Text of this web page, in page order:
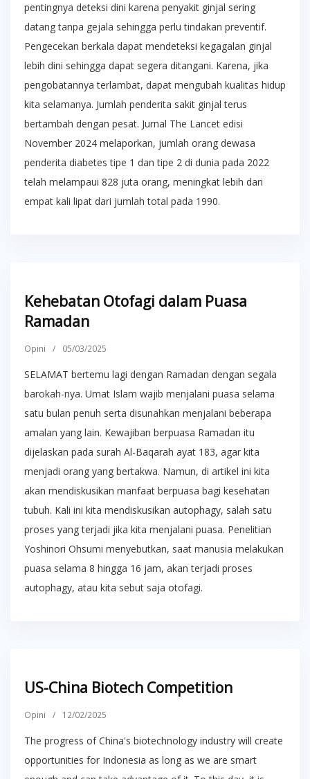
pentingnya deteksi dini karena penyakit ginjal sering
datang tanpa gejala sehingga perlu tindakan preventif.
Pengecekan berkala dapat mendeteksi kegagalan ginjal
lebih dini sehingga dapat segera ditangani. Karena, jika
pengobatannya terlambat, dapat mengubah kualitas hidup
kita selamanya. Jumlah penderita sakit ginjal terus
bertambah dengan pesat. Jurnal The Lancet edisi
November 2024 melaporkan, jumlah orang dewasa
penderita diabetes tipe 1 dan tipe 2 di dunia pada 2022
telah melampaui 828 juta orang, meningkat lebih dari
empat kali lipat dari jumlah total pada 1990.
Kehebatan Otofagi dalam Puasa
Ramadan
Opini / 05/03/2025
SELAMAT bertemu lagi dengan Ramadan dengan segala
barokah-nya. Umat Islam wajib menjalani puasa selama
satu bulan penuh serta disunahkan menjalani beberapa
amalan yang lain. Kewajiban berpuasa Ramadan itu
dijelaskan pada surah Al-Baqarah ayat 183, agar kita
menjadi orang yang bertakwa. Namun, di artikel ini kita
akan mendiskusikan manfaat berpuasa bagi kesehatan
tubuh. Kali ini kita mendiskusikan autophagy, salah satu
proses yang terjadi jika kita menjalani puasa. Penelitian
Yoshinori Ohsumi menyebutkan, saat manusia melakukan
puasa selama 8 hingga 16 jam, akan terjadi proses
autophagy, atau kita sebut saja otofagi.
US-China Biotech Competition
Opini / 12/02/2025
The progress of China's biotechnology industry will create
opportunities for Indonesia as long as we are smart